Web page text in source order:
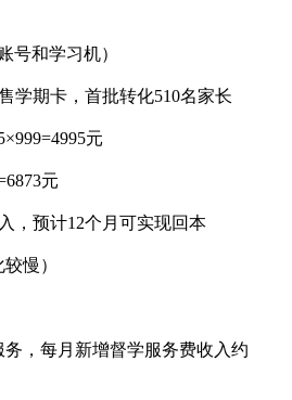
号和学习机）
学期卡，首批转化510名家长
元
元
，预计12个月可实现回本
慢）
，每月新增督学服务费收入约